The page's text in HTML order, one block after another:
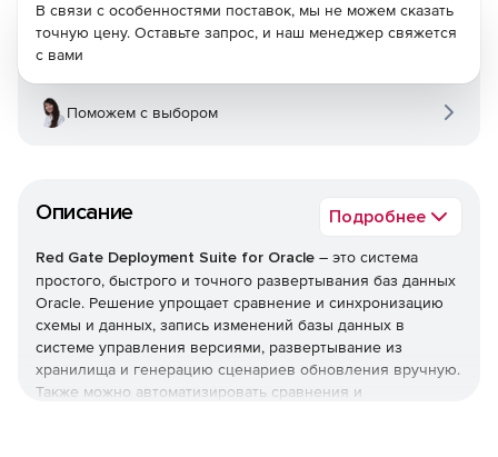
Описание Подробнее
Red Gate Deployment Suite for Oracle – это система
простого, быстрого и точного развертывания баз данных
Oracle. Решение упрощает сравнение и синхронизацию
схемы и данных, запись изменений базы данных в
системе управления версиями, развертывание из
хранилища и генерацию сценариев обновления вручную.
Также можно автоматизировать сравнения и
В связи с особенностями поставок, мы не можем сказать
точную цену. Оставьте запрос, и наш менеджер свяжется
с вами
Поможем с выбором